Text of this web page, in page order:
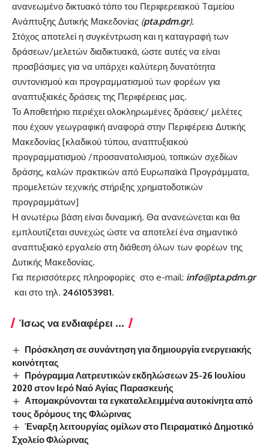
ανανεωμένο δικτυακό τόπο του Περιφερειακού Tαμείου
Ανάπτυξης Δυτικής Μακεδονίας (pta.pdm.gr).
Στόχος αποτελεί η συγκέντρωση και η καταγραφή των
δράσεων/μελετών διαδικτυακά, ώστε αυτές να είναι
προσβάσιμες για να υπάρχει καλύτερη δυνατότητα
συντονισμού και προγραμματισμού των φορέων για
αναπτυξιακές δράσεις της Περιφέρειας μας.
Το Αποθετήριο περιέχει ολοκληρωμένες δράσεις/ μελέτες
που έχουν γεωγραφική αναφορά στην Περιφέρεια Δυτικής
Μακεδονίας [κλαδικού τύπου, αναπτυξιακού
προγραμματισμού /προσανατολισμού, τοπικών σχεδίων
δράσης, καλών πρακτικών από Ευρωπαϊκά Προγράμματα,
προμελετών τεχνικής στήριξης χρηματοδοτικών
προγραμμάτων]
Η ανωτέρω βάση είναι δυναμική. Θα ανανεώνεται και θα
εμπλουτίζεται συνεχώς ώστε να αποτελεί ένα σημαντικό
αναπτυξιακό εργαλείο στη διάθεση όλων των φορέων της
Δυτικής Μακεδονίας.
Για περισσότερες πληροφορίες στο e-mail: info@pta.pdm.gr
και στο τηλ. 2461053981.
Ίσως να ενδιαφέρει ...
Πρόσκληση σε συνάντηση για δημιουργία ενεργειακής
κοινότητας
Πρόγραμμα Λατρευτικών εκδηλώσεων 25-26 Ιουλίου
2020 στον Ιερό Ναό Αγίας Παρασκευής
Απομακρύνονται τα εγκαταλελειμμένα αυτοκίνητα από
τους δρόμους της Φλώρινας
Έναρξη λειτουργίας ομίλων στο Πειραματικό Δημοτικό
Σχολείο Φλώρινας